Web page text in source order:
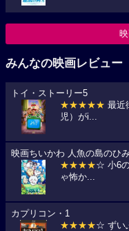
みんなの映画レビュー
トイ・ストーリー5
★★★★★ 最近
児）がi...
映画ちいかわ 人魚の島のひ
★★★★☆ 小6
ゃ怖か...
カプリコン・1
★★★★☆ ずい